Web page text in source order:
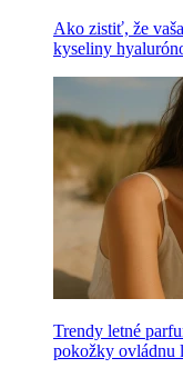
Ako zistiť, že
kyseliny
Trendy letné
pokožky ovládnu